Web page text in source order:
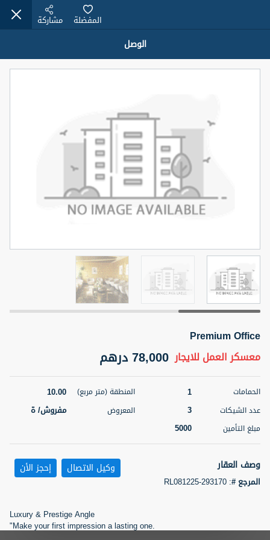
Modern Renovated Unit Near Marina Metro Station
95,000 درهم
سرير
1
حمام
1
المنطقة (متر
70.03
المعروض الشيكات
اسم الوسيط
NILOOFAR ABBAS VAKIL
رقم الوسيط
أتصل الأن
5 أشهر +
ELBRUS TOWER UNIT 2701 ON RENT
شقة للإيجار 95,000 درهم
3
حمام
مربع)
71.39
المعروض
مفروش/ ة 2
اسم الوسيط
ABDEMANAF EQBALBHAI KHANBHAI
رقم الوسيط
أتصل
الوصل
المفضلة مشاركة
Premium Office
معسكر العمل للايجار 78,000 درهم
الحمامات 1 المنطقة (متر مربع) 10.00
عدد الشيكات 3 المعروض مفروش/ ة
مبلغ التأمين 5000
وصف العقار
المرجع #:
RL081225-293170
وكيل الاتصال إحجز الأن
Luxury & Prestige Angle
"Make your first impression a lasting one.